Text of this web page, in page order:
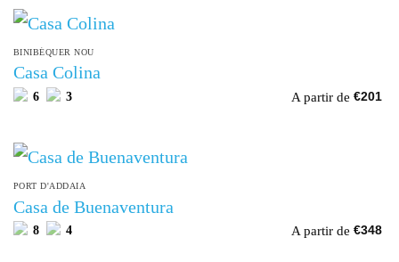
BINIBÉQUER NOU
Casa Colina
6 3 A partir de €201
PORT D'ADDAIA
Casa de Buenaventura
8 4 A partir de €348